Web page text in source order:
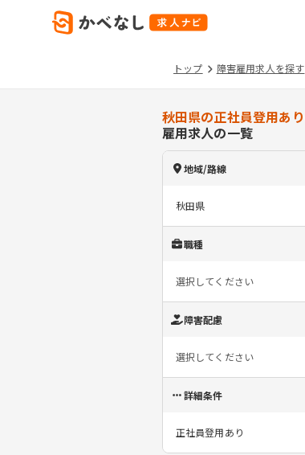
トップ 障害雇用求人を探す
秋田県の正社員登用あり
雇用求人の一覧
地域/路線
秋田県
職種
選択してください
障害配慮
選択してください
詳細条件
正社員登用あり